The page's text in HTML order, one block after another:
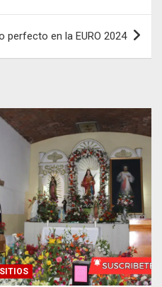
perfecto en la EURO 2024
SITIOS